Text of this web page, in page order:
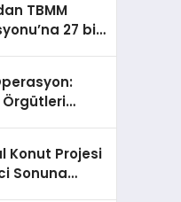
TBMM
27 bin
Örgütleri
Konut Projesi
Sonuna